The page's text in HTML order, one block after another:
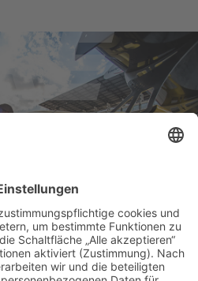
BILDER & VIDEOS